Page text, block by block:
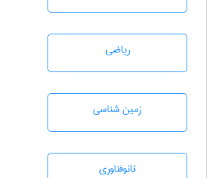
رياضی
زمين شناسی
نانوفناوری